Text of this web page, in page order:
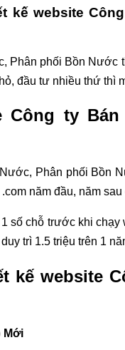
kế website
phối Bồn Nước
đầu tư nhiều thứ thì
Công ty
Phân phối Bồn
năm đầu, năm
số chỗ trước khi
trì 1.5 triệu trên 1
kế website
Mới